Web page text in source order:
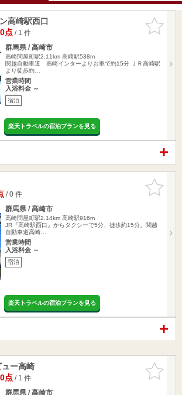
お気に入
りに追加
高崎駅西口
点/ 1 件
群馬県 / 高崎市
高崎問屋町駅2.11km 高崎駅538m
関越自動車道 高崎インターよりお車で約15分 ＪＲ高崎駅
より徒歩約…
営業時間
入浴料金 ～
宿泊
楽天トラベルの宿泊プランを見る
お気に入
りに追加
/ 0 件
群馬県 / 高崎市
高崎問屋町駅2.14km 高崎駅916m
JR『高崎駅西口』からタクシーで5分、徒歩約15分。関越
自動車道高崎…
営業時間
入浴料金 ～
宿泊
楽天トラベルの宿泊プランを見る
お気に入
りに追加
ー高崎
点/ 1 件
群馬県 / 高崎市